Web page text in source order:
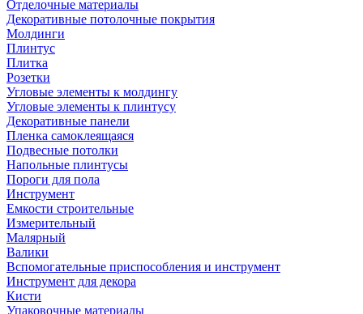
Отделочные материалы
Декоративные потолочные покрытия
Молдинги
Плинтус
Плитка
Розетки
Угловые элементы к молдингу
Угловые элементы к плинтусу
Декоративные панели
Пленка самоклеящаяся
Подвесные потолки
Напольные плинтусы
Пороги для пола
Инструмент
Емкости строительные
Измерительный
Малярный
Валики
Вспомогательные приспособления и инструмент
Инструмент для декора
Кисти
Упаковочные материалы